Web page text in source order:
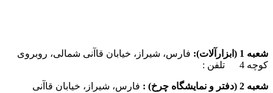
شعبه 1 (ابزارآلات):
فارس، شیراز، خیابان قاآنی شمالی، روبروی
کوچه 4 تلفن :
شعبه 2 (دفتر و نمایشگاه چرخ) :
فارس، شیراز، خیابان قاآنی